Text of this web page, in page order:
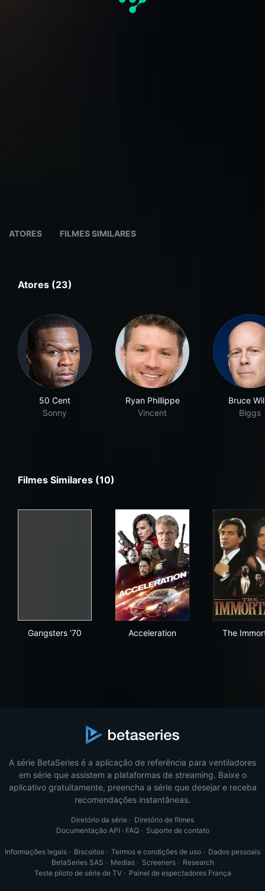
ATORES FILMES SIMILARES
Atores (23)
50 Cent
Sonny
Ryan Phillippe
Vincent
Bruce
Biggs
Filmes Similares (10)
Gangsters '70 Acceleration The
A série BetaSeries é a aplicação de referência para ventiladores
em série que assistem a plataformas de streaming. Baixe o
aplicativo gratuitamente, preencha a série que desejar e receba
recomendações instantâneas.
Diretório da série · Diretório de filmes
Documentação API · FAQ· Suporte de contato
Informações legais · Biscoitos · Termos e condições de uso · Dados pessoais
BetaSeries SAS · Medias· Screeners· Research
Teste piloto de série de TV· Painel de espectadores França